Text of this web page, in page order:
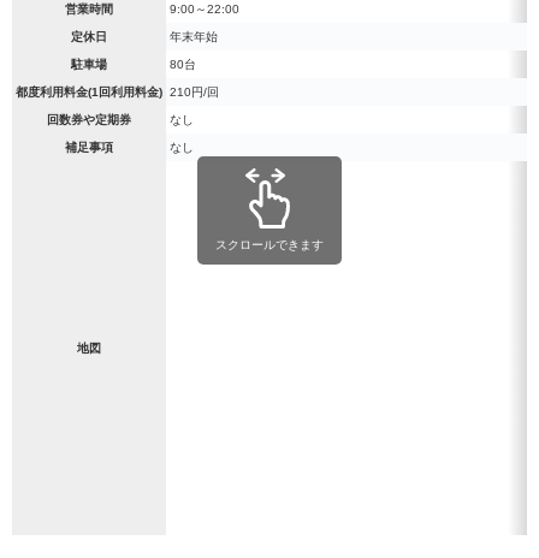
営業時間 9:00～22:00
定休日 年末年始
駐車場 80台
都度利用料金(1回利用料金) 210円/回
回数券や定期券 なし
補足事項 なし
地図
スクロールできます